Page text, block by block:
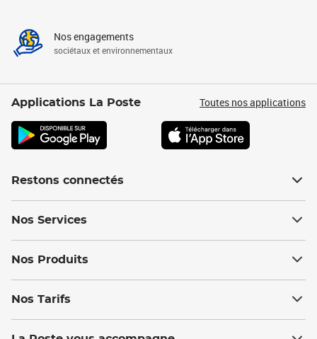
Nos engagements
sociétaux et environnementaux
Applications La Poste Toutes nos applications
Restons connectés
Nos Services
Nos Produits
Nos Tarifs